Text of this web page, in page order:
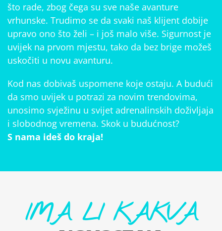
što rade, zbog čega su sve naše avanture
vrhunske. Trudimo se da svaki naš klijent dobije
upravo ono što želi – i još malo više. Sigurnost je
uvijek na prvom mjestu, tako da bez brige možeš
uskočiti u novu avanturu.
Kod nas dobivaš uspomene koje ostaju. A budući
da smo uvijek u potrazi za novim trendovima,
unosimo svježinu u svijet adrenalinskih doživljaja
i slobodnog vremena. Skok u budućnost?
S nama ideš do kraja!
IMA LI KAKVA